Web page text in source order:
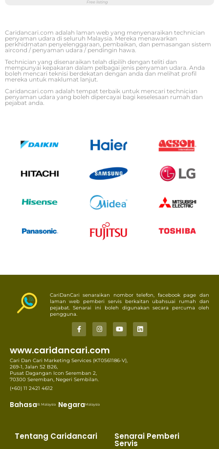
Free listing
Caridancari.com adalah laman web yang menyenaraikan technician
penyaman udara di seluruh Malaysia. Mereka menawarkan
perkhidmatan penyelenggaraan, pembaikan, dan pemasangan sistem
aircond / penyaman udara / pendingin hawa.
Technician yang disenaraikan telah dipilih dengan teliti dan
mempunyai kepakaran dalam pelbagai jenis penyaman udara. Anda
boleh mencari teknisi berdekatan dengan anda dan melihat profil
mereka untuk maklumat lanjut.
Caridancari.com adalah tempat terbaik untuk mencari technician
penyaman udara yang boleh dipercayai bagi keselesaan rumah dan
pejabat anda.
CariDanCari senaraikan nombor telefon, facebook page dan
laman web pemberi servis berkaitan ubahsuai rumah dan
pejabat. Senarai ini boleh digunakan secara percuma oleh
pengguna.
www.caridancari.com
Cari Dan Cari Marketing Services (KT0561186-V),
269-1, Jalan S2 B26,
Pusat Dagangan Icon Seremban 2,
70300 Seremban, Negeri Sembilan.
(+60) 11 2421 4612
BahasaB. Malaysia NegaraMalaysia
Tentang Caridancari Senarai Pemberi
Servis